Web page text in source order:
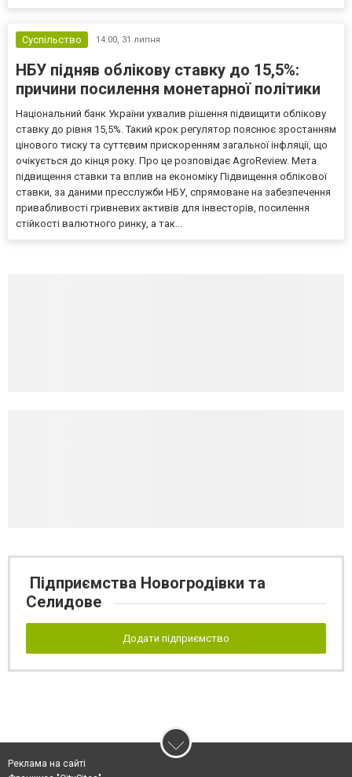
Суспільство 14:00, 31 липня
НБУ підняв облікову ставку до 15,5%:
причини посилення монетарної політики
Національний банк України ухвалив рішення підвищити облікову
ставку до рівня 15,5%. Такий крок регулятор пояснює зростанням
цінового тиску та суттєвим прискоренням загальної інфляції, що
очікується до кінця року. Про це розповідає AgroReview. Мета
підвищення ставки та вплив на економіку Підвищення облікової
ставки, за даними пресслужби НБУ, спрямоване на забезпечення
привабливості гривневих активів для інвесторів, посилення
стійкості валютного ринку, а так...
Підприємства Новогродівки та
Селидове
Додати підприємство
Реклама на сайті